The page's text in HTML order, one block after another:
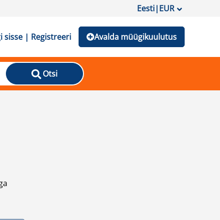
Eesti|EUR
sisse | Registreeri Avalda müügikuulutus
Otsi